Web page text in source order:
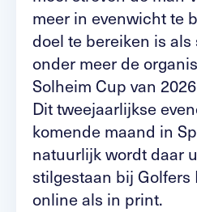
meer in evenwicht te
doel te bereiken is
onder meer de
Solheim Cup van
Dit tweejaarlijkse
komende maand in
natuurlijk wordt daar
stilgestaan bij Golfers
online als in print.